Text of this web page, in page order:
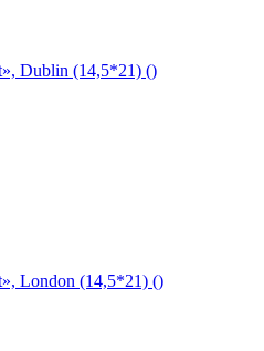
Dublin (14,5*21) ()
London (14,5*21) ()